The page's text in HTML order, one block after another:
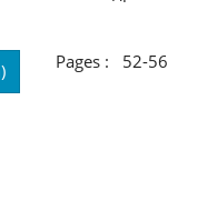
Pages : 52-56